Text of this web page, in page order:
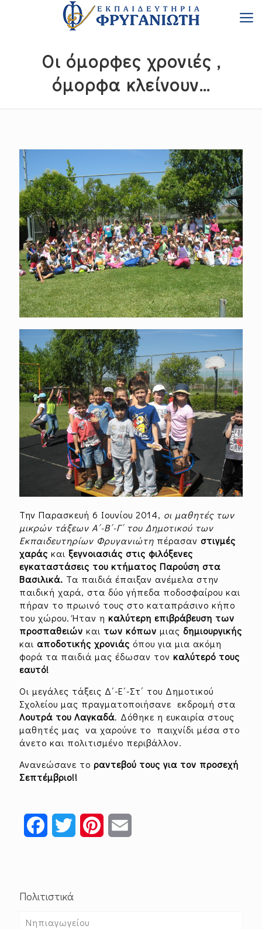
Οι όμορφες χρονιές ,
όμορφα κλείνουν…
Την Παρασκευή 6 Ιουνίου 2014, οι μαθητές των
μικρών τάξεων Α΄-Β΄-Γ΄ του Δημοτικού των
Εκπαιδευτηρίων Φρυγανιώτη πέρασαν στιγμές
χαράς και ξεγνοιασιάς στις φιλόξενες
εγκαταστάσεις του κτήματος Παρούση στα
Βασιλικά. Τα παιδιά έπαιξαν ανέμελα στην
παιδική χαρά, στα δύο γήπεδα ποδοσφαίρου και
πήραν το πρωινό τους στο καταπράσινο κήπο
του χώρου. Ήταν η καλύτερη επιβράβευση των
προσπαθειών και των κόπων μιας δημιουργικής
και αποδοτικής χρονιάς όπου για μια ακόμη
φορά τα παιδιά μας έδωσαν τον καλύτερό τους
εαυτό!
Oι μεγάλες τάξεις Δ΄-Ε΄-Στ΄ του Δημοτικού
Σχολείου μας πραγματοποιήσανε εκδρομή στα
Λουτρά του Λαγκαδά. Δόθηκε η ευκαιρία στους
μαθητές μας να χαρούνε το παιχνίδι μέσα στο
άνετο και πολιτισμένο περιβάλλον.
Ανανεώσανε το ραντεβού τους για τον προσεχή
Σεπτέμβριο!!
FacebookTwitter Pinterest
Πολιτιστικά
Νηπιαγωγείου